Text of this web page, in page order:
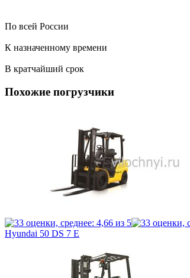
По всей России
К назначенному времени
В кратчайший срок
Похожие погрузчики
Hyundai 50 DS 7 E